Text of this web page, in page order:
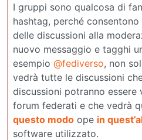
I gruppi sono qualcosa di
hashtag, perché consentono
delle discussioni alla
nuovo messaggio e tagghi
esempio @fediverso, non
vedrà tutte le discussioni
discussioni potranno
forum federati e che vedrà
questo modo ope in
software utilizzato.